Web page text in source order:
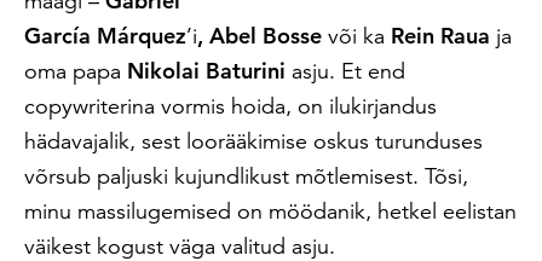
García Márquez’i, Abel Bosse või ka Rein Raua ja
oma papa Nikolai Baturini asju. Et end
copywriterina vormis hoida, on ilukirjandus
hädavajalik, sest loorääkimise oskus turunduses
võrsub paljuski kujundlikust mõtlemisest. Tõsi,
minu massilugemised on möödanik, hetkel eelistan
väikest kogust väga valitud asju.